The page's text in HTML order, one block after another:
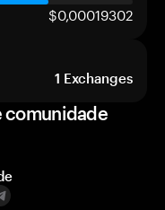
$0,00019302
1 Exchanges
comunidade